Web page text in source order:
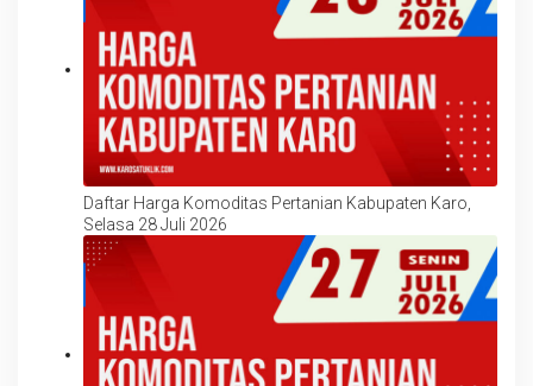
Daftar Harga Komoditas Pertanian Kabupaten Karo,
Selasa 28 Juli 2026